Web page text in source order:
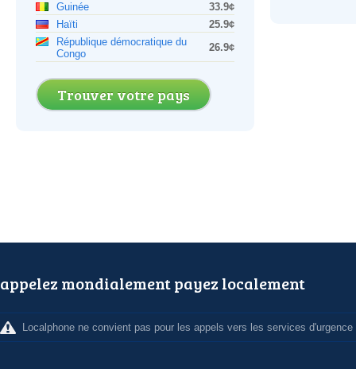
Guinée
33.9¢
Haïti
25.9¢
République démocratique du
Congo
26.9¢
Trouver votre pays
appelez mondialement payez localement
Localphone ne convient pas pour les appels vers les services d'urgence